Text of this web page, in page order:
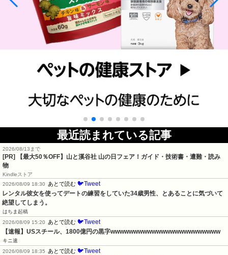
最近読まれている記事
2026/08/13まで
[PR]
【最大50％OFF】山と溪谷社 山の日フェア！ガイド・技術書・遭難・読み
物
Kindleストア
2026/08/09 18:30
あとで読む 🐦Tweet
レンタル彼女を使ってデートの練習をしていた34歳男性、とあることに気づいて
絶望してしまう。
はちま起稿
2026/08/09 15:20
あとで読む 🐦Tweet
【速報】USスチール、1800億円の黒字wwwwwwwwwwwwwwwwwwwwwwww
キニ速
2026/08/09 18:35
あとで読む 🐦Tweet